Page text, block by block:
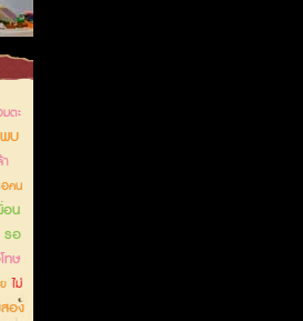
ตะ
บ
า
คน
อน
รอ
ทษ
ไม่
อง